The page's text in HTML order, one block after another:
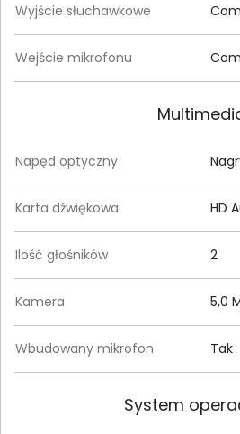
Wyjście słuchawkowe
Wejście mikrofonu
Napęd optyczny
Karta dźwiękowa HD
Ilość głośników 2
Kamera 5,0
Wbudowany mikrofon Tak
System